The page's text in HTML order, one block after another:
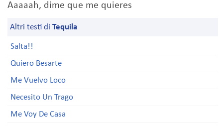
Aaaaah, dime que me quieres
Altri testi di Tequila
Salta!!
Quiero Besarte
Me Vuelvo Loco
Necesito Un Trago
Me Voy De Casa